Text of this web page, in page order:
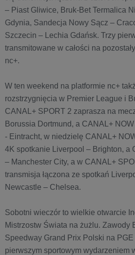
– Piast Gliwice, Bruk-Bet Termalica
Gdynia, Sandecja Nowy Sącz –
Szczecin – Lechia Gdańsk. Trzy
transmitowane w całości na
nc+.
W ten weekend na platformie nc+
rozstrzygnięcia w Premier League i
CANAL+ SPORT 2 zaprasza na
Borussia Dortmund, a CANAL+
- Eintracht, w niedzielę CANAL+
4K spotkanie Liverpool – Brighton, a
– Manchester City, a w CANAL+
transmisja łączona ze spotkań
Newcastle – Chelsea.
Sobotni wieczór to wielkie otwarcie
Mistrzostw Świata na żużlu. Zawody
Speedway Grand Prix Polski na
pierwszym sportowym wydarzeniem